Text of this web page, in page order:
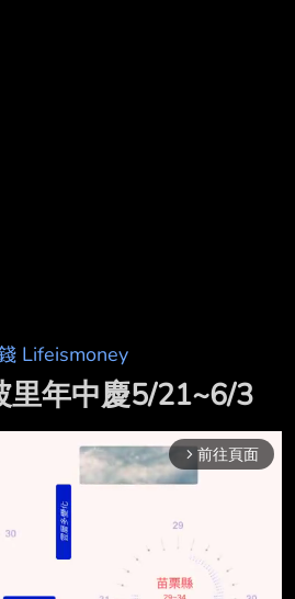
Lifeismoney
里年中慶5/21~6/3
arrow_forward_ios 前往頁面